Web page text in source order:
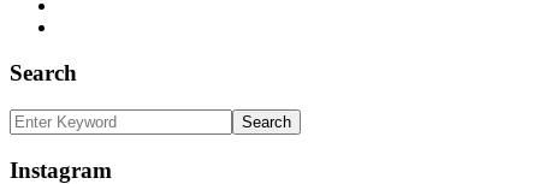
Search
Instagram